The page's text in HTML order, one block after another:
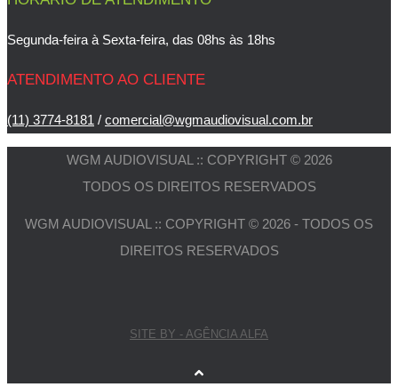
Segunda-feira à Sexta-feira, das 08hs às 18hs
ATENDIMENTO AO CLIENTE
(11) 3774-8181 / comercial@wgmaudiovisual.com.br
WGM AUDIOVISUAL :: COPYRIGHT © 2026
TODOS OS DIREITOS RESERVADOS
WGM AUDIOVISUAL :: COPYRIGHT © 2026 - TODOS OS
DIREITOS RESERVADOS
SITE BY - AGÊNCIA ALFA